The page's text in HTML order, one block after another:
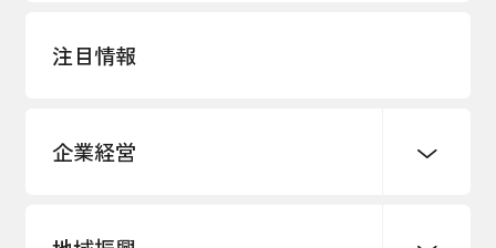
注目情報
企業経営